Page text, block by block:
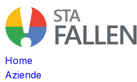
Home
Aziende